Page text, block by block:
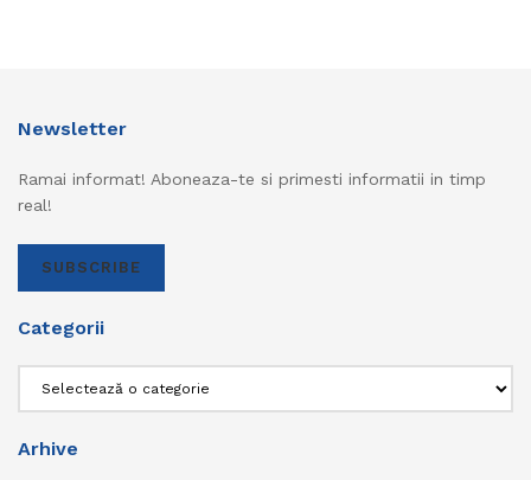
Newsletter
Ramai informat! Aboneaza-te si primesti informatii in timp
real!
SUBSCRIBE
Categorii
Arhive